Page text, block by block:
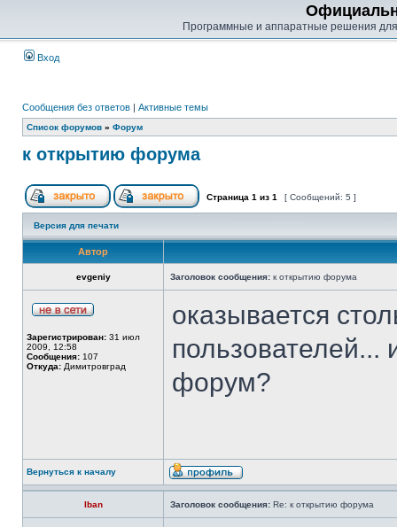
Программные и аппаратные решения
Вход
Сообщения без ответов | Активные темы
Список форумов » Форум
к открытию форума
Страница 1 из 1 [ Сообщений: 5 ]
Версия для печати
Автор
evgeniy Заголовок сообщения: к открытию форума
Зарегистрирован: 31 июл
2009, 12:58
Сообщения: 107
Откуда: Димитровград
оказывается
пользователей...
форум?
Вернуться к началу
Iban Заголовок сообщения: Re: к открытию форума